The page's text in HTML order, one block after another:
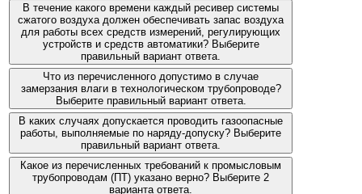
В течение какого времени каждый ресивер системы
сжатого воздуха должен обеспечивать запас воздуха
для работы всех средств измерений, регулирующих
устройств и средств автоматики? Выберите
правильный вариант ответа.
Что из перечисленного допустимо в случае
замерзания влаги в технологическом трубопроводе?
Выберите правильный вариант ответа.
В каких случаях допускается проводить газоопасные
работы, выполняемые по наряду-допуску? Выберите
правильный вариант ответа.
Какое из перечисленных требований к промысловым
трубопроводам (ПТ) указано верно? Выберите 2
варианта ответа.